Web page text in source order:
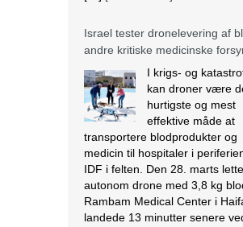
andre kritiske medicinske
I krigs- og
kan droner være
hurtigste og mest
effektive måde at
transportere blodprodukter og
medicin til hospitaler i periferien
IDF i felten. Den 28. marts
autonom drone med 3,8 kg
Rambam Medical Center i
landede 13 minutter senere
Galilee Medical Center i